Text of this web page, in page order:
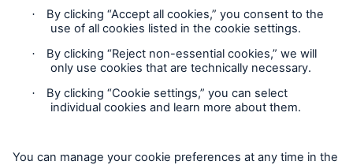
Mentions légales
Responsable des plaintes
Paramètres des cookies